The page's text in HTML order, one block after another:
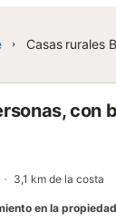
Casas rurales
con
3,1 km de la costa
en la propiedad